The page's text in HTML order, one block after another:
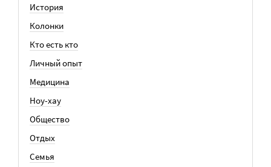
История
Колонки
Кто есть кто
Личный опыт
Медицина
Ноу-хау
Общество
Отдых
Семья